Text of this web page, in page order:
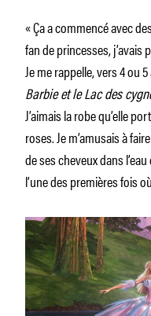
« Ça a commencé avec
fan de princesses, j’avais
Je me rappelle, vers 4 ou
Barbie et le Lac des
J’aimais la robe qu’elle
roses. Je m’amusais à
de ses cheveux dans
l’une des premières fois